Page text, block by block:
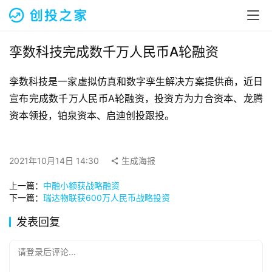
资
道
商
业
观
初
企
业
牌
孪数科技完成数千万人民币A轮融资
孪数科技是一家虚拟仿真和数字孪生解决方案提供商，近日
宣布完成数千万人民币A轮融资，投资方为力合资本、龙腾
资本领投，铂泉资本、启迪创投跟投。
2021年10月14日 14:30 生成海报
上一篇： 中融小额获战略融资
下一篇： 瑞达物联获600万人民币战略投资
发表回复
请登录后评论...